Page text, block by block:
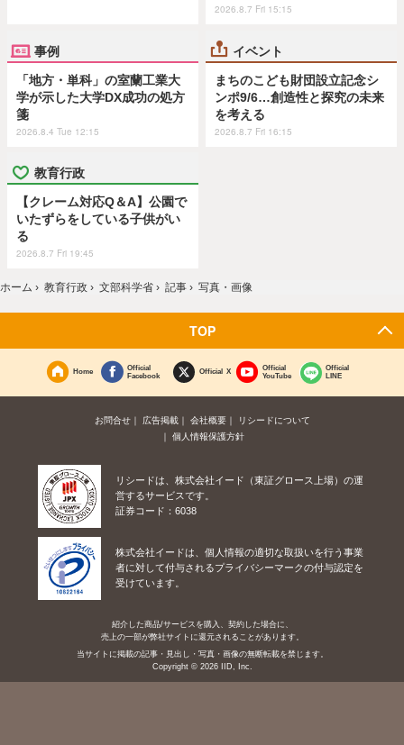
2026.8.7 Fri 15:15
事例
「地方・単科」の室蘭工業大
学が示した大学DX成功の処方
箋
2026.8.4 Tue 12:15
イベント
まちのこども財団設立記念シ
ンポ9/6…創造性と探究の未来
を考える
2026.8.7 Fri 16:15
教育行政
【クレーム対応Q＆A】公園で
いたずらをしている子供がい
る
2026.8.7 Fri 19:45
ホーム › 教育行政 › 文部科学省 › 記事 › 写真・画像
TOP
Home
Official
Facebook
Official X
Official
YouTube
Official
LINE
お問合せ 広告掲載 会社概要
リシードについて
個人情報保護方針
リシードは、株式会社イード（東証グロース上場）の運
営するサービスです。
証券コード：6038
株式会社イードは、個人情報の適切な取扱いを行う事業
者に対して付与されるプライバシーマークの付与認定を
受けています。
紹介した商品/サービスを購入、契約した場合に、
売上の一部が弊社サイトに還元されることがあります。
当サイトに掲載の記事・見出し・写真・画像の無断転載を禁じます。
Copyright © 2026 IID, Inc.